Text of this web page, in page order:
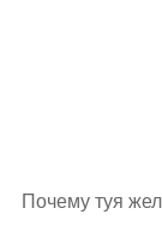
Почему туя